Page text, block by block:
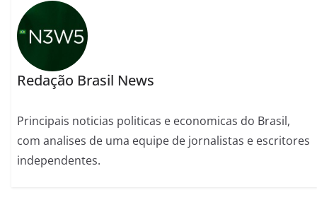
Redação Brasil News
Principais noticias politicas e economicas do Brasil,
com analises de uma equipe de jornalistas e escritores
independentes.